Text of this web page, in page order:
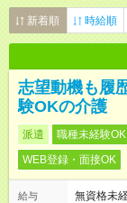
新着順 時給順
志望動機も履
験OKの介護
派遣 職種未経験OK
WEB登録・面接OK
給与
無資格未